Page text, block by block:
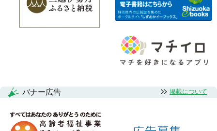
バナー広告 掲載について